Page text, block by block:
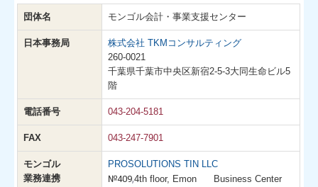
団体名 モンゴル会計・事業支援センター
日本事務局
株式会社 TKMコンサルティング
260-0021
千葉県千葉市中央区新宿2-5-3大同生命ビル5
階
電話番号 043-204-5181
FAX 043-247-7901
モンゴル
業務連携
PROSOLUTIONS TIN LLC
№409,4th floor, Emon Business Center